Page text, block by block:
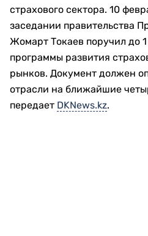
страхового сектора. 10
заседании правительства
Жомарт Токаев поручил до
программы развития
рынков. Документ должен
отрасли на ближайшие
передает DKNews.kz.